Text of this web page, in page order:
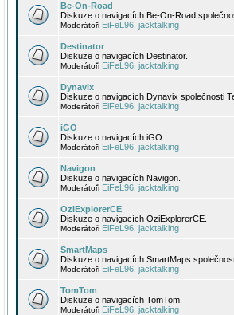
Be-On-Road
Diskuze o navigacích Be-On-Road
Moderátoři EiFeL96 jacktalking
Destinator
Diskuze o navigacích Destinator.
Moderátoři EiFeL96 jacktalking
Dynavix
Diskuze o navigacích Dynavix společnosti
Moderátoři EiFeL96 jacktalking
iGO
Diskuze o navigacích iGO.
Moderátoři EiFeL96 jacktalking
Navigon
Diskuze o navigacích Navigon.
Moderátoři EiFeL96 jacktalking
OziExplorerCE
Diskuze o navigacích OziExplorerCE.
Moderátoři EiFeL96 jacktalking
SmartMaps
Diskuze o navigacích SmartMaps
Moderátoři EiFeL96 jacktalking
TomTom
Diskuze o navigacích TomTom.
Moderátoři EiFeL96 jacktalking